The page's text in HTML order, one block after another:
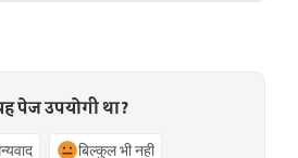
पेज उपयोगी था?
बिल्कुल भी नहीं